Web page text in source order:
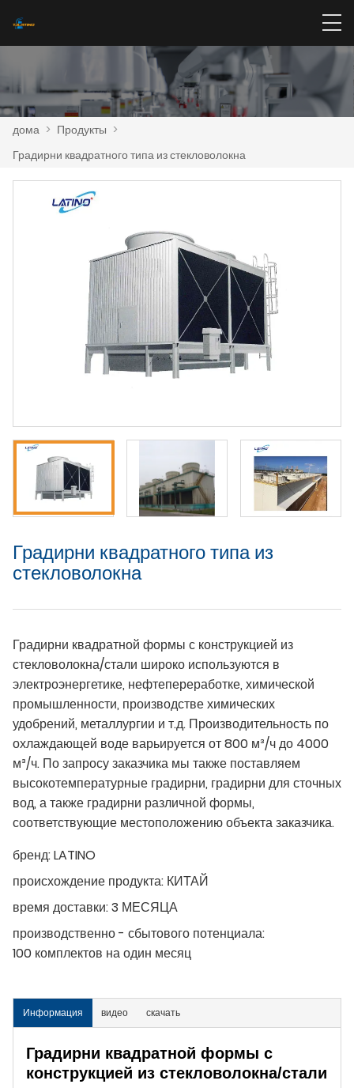
дома > Продукты >
Градирни квадратного типа из стекловолокна
Градирни квадратного типа из
стекловолокна
Градирни квадратной формы с конструкцией из
стекловолокна/стали широко используются в
электроэнергетике, нефтепереработке, химической
промышленности, производстве химических
удобрений, металлургии и т.д. Производительность по
охлаждающей воде варьируется от 800 м³/ч до 4000
м³/ч. По запросу заказчика мы также поставляем
высокотемпературные градирни, градирни для сточных
вод, а также градирни различной формы,
соответствующие местоположению объекта заказчика.
бренд:LATINO
происхождение продукта: КИТАЙ
время доставки:3 МЕСЯЦА
производственно - сбытового потенциала:
100 комплектов на один месяц
Информация видео скачать
Градирни квадратной формы с
конструкцией из стекловолокна/стали